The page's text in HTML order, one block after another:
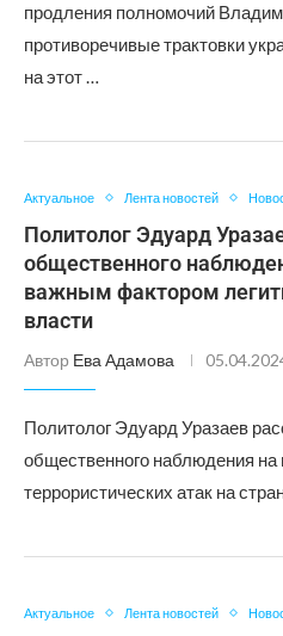
продления полномочий
противоречивые трактовки
на этот …
Актуальное Лента новостей
Политолог Эдуард
общественного
важным фактором
власти
Автор Ева Адамова
Политолог Эдуард Уразаев
общественного наблюдения
террористических атак на
Актуальное Лента новостей